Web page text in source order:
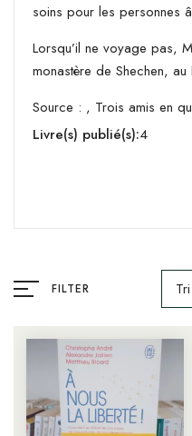
soins pour les personnes
Lorsqu’il ne voyage pas,
monastère de Shechen, au
Source : , Trois amis en
Livre(s) publié(s):4
FILTER